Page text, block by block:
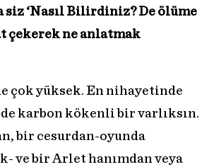
siz ‘Nasıl Bilirdiniz? De ölüme
çekerek ne anlatmak
çok yüksek. En nihayetinde
karbon kökenli bir varlıksın.
bir cesurdan-oyunda
ve bir Arlet hanımdan veya